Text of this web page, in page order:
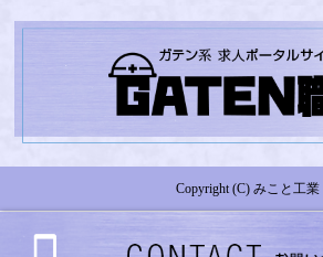
Copyright (C) みこと工業